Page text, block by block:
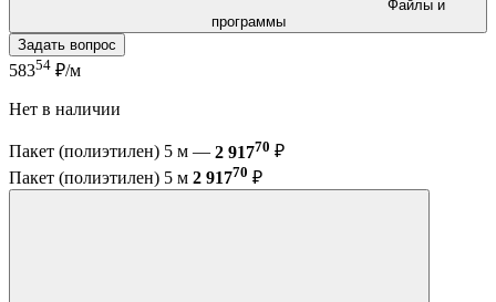
программы
Задать вопрос
58354 ₽/м
Нет в наличии
Пакет (полиэтилен) 5 м — 2 91770 ₽
Пакет (полиэтилен) 5 м 2 91770 ₽